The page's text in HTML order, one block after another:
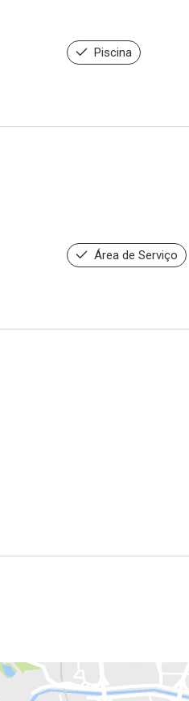
Piscina
Área de Serviço